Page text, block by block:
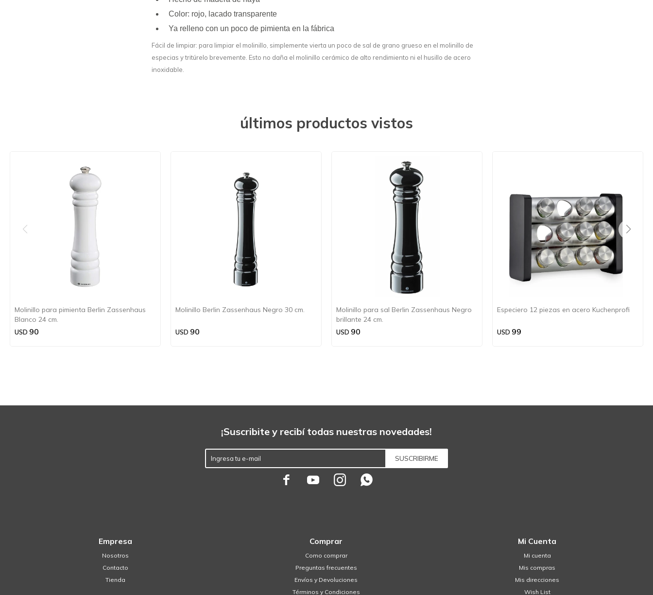
Color: rojo, lacado transparente
Ya relleno con un poco de pimienta en la fábrica
Fácil de limpiar: para limpiar el molinillo, simplemente vierta un poco de sal de grano grueso en el molinillo de
especias y tritúrelo brevemente. Esto no daña el molinillo cerámico de alto rendimiento ni el husillo de acero
inoxidable.
últimos productos vistos
Molinillo para pimienta Berlin Zassenhaus
Blanco 24 cm.
USD 90
Molinillo Berlin Zassenhaus Negro 30 cm.
USD 90
Molinillo para sal Berlin Zassenhaus Negro
brillante 24 cm.
USD 90
Especiero 12 piezas en acero Kuchenprofi
USD 99
Empresa
Nosotros
Contacto
Tienda
Comprar
Como comprar
Preguntas frecuentes
Envíos y Devoluciones
Términos y Condiciones
Mi Cuenta
Mi cuenta
Mis compras
Mis direcciones
Wish List
¡Suscribite y recibí todas nuestras novedades!
SUSCRIBIRME
   